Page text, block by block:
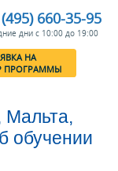
660-35-95
дни с 10:00 до 19:00
ЗАЯВКА НА
ПРОГРАММЫ
Мальта,
обучении